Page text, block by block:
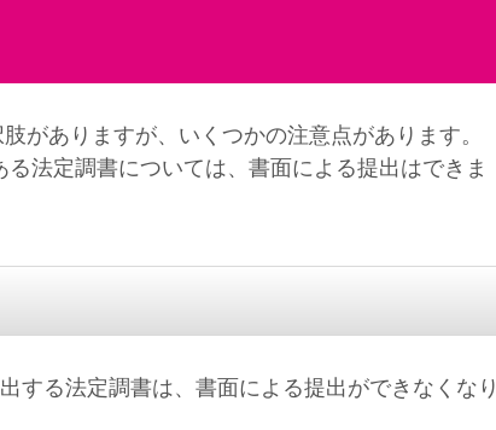
がありますが、いくつかの注意点があります。
法定調書については、書面による提出はできま
する法定調書は、書面による提出ができなくなり